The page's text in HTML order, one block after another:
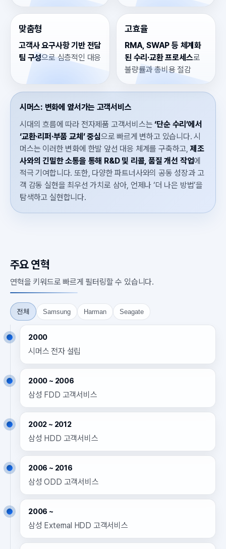
맞춤형
고객사 요구사항 기반 전담
팀 구성으로 심층적인 대응
고효율
RMA, SWAP 등 체계화
된 수리·교환 프로세스로
불량률과 총비용 절감
시머스: 변화에 앞서가는 고객서비스
시대의 흐름에 따라 전자제품 고객서비스는‘단순 수리’에서
‘교환·리퍼·부품 교체’ 중심으로 빠르게 변하고 있습니다. 시
머스는 이러한 변화에 한발 앞선 대응 체계를 구축하고,제조
사와의 긴밀한 소통을 통해 R&D 및 리콜, 품질 개선 작업에
적극 기여합니다. 또한, 다양한 파트너사와의 공동 성장과 고
객 감동 실현을 최우선 가치로 삼아, 언제나 ‘더 나은 방법’을
탐색하고 실현합니다.
주요 연혁
연혁을 키워드로 빠르게 필터링할 수 있습니다.
전체 Samsung Harman Seagate
2000
시머스 전자 설립
2000 ~ 2006
삼성 FDD 고객서비스
2002 ~ 2012
삼성 HDD 고객서비스
2006 ~ 2016
삼성 ODD 고객서비스
2006 ~
삼성 External HDD 고객서비스